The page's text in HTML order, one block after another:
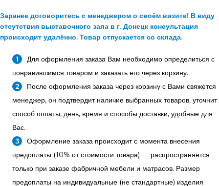
Заранее договоритесь с менеджером о своём визите! В виду
отсутствия выставочного зала в г. Донецк консультация
происходит удалённо. Товар отпускается со склада.
Для оформления заказа Вам необходимо определиться с
понравившимся товаром и заказать его через корзину.
После оформления заказа через корзину с Вами свяжется
менеджер, он подтвердит наличие выбранных товаров, уточнит
способ оплаты, день, время и способы доставки, удобные для
Вас.
Оформление заказа происходит с момента внесения
предоплаты (10% от стоимости товара) — распространяется
только при заказе фабричной мебели и матрасов. Размер
предоплаты на индивидуальные (не стандартные) изделия